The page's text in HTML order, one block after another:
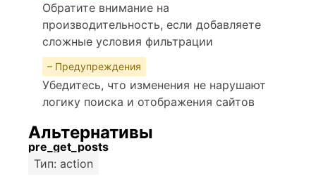
Обратите внимание на
производительность, если добавляете
сложные условия фильтрации
– Предупреждения
Убедитесь, что изменения не нарушают
логику поиска и отображения сайтов
Альтернативы
pre_get_posts
Тип: action